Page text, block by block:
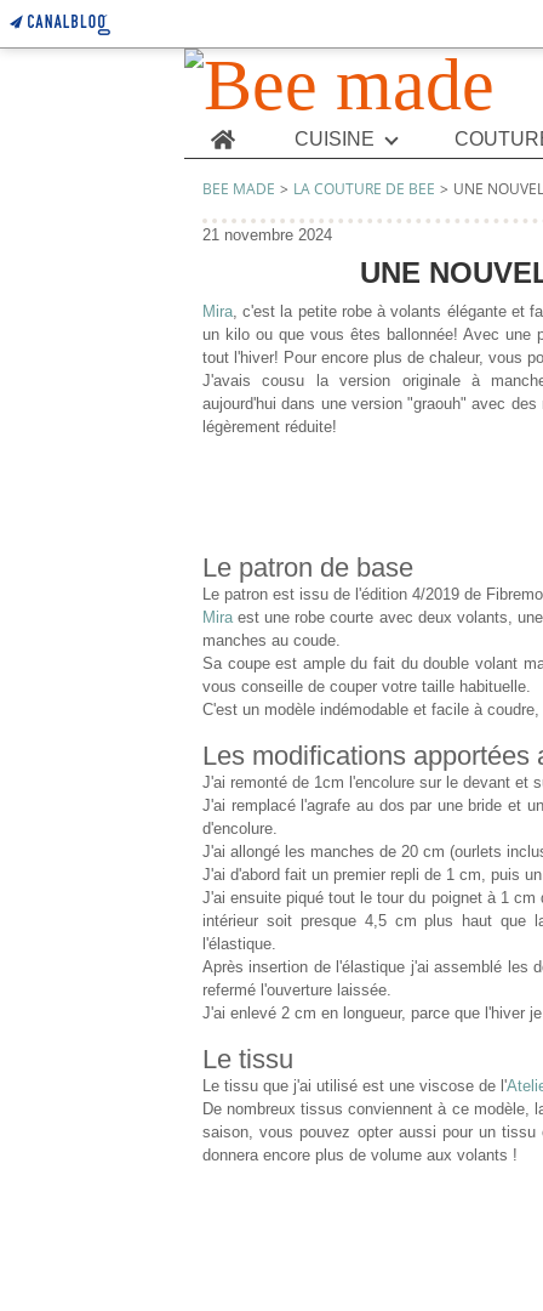
Home CUISINE
BEE MADE > LA COUTURE DE BEE > UNE
21 novembre 2024
UNE
Mira, c'est la petite robe à volants élégante et
un kilo ou que vous êtes ballonnée! Avec une
tout l'hiver! Pour encore plus de chaleur, vous
J'avais cousu la version originale à
aujourd'hui dans une version "graouh" avec
légèrement réduite!
Le patron de base
Le patron est issu de l'édition 4/2019 de
Miraest une robe courte avec deux volants,
manches au coude.
Sa coupe est ample du fait du double volant
vous conseille de couper votre taille habituelle.
C'est un modèle indémodable et facile à
Les modifications apportées
J'ai remonté de 1cm l'encolure sur le devant et
J'ai remplacé l'agrafe au dos par une bride et
d'encolure.
J'ai allongé les manches de 20 cm (ourlets
J'ai d'abord fait un premier repli de 1 cm, puis
J'ai ensuite piqué tout le tour du poignet à 1
intérieur soit presque 4,5 cm plus haut que
l'élastique.
Après insertion de l'élastique j'ai assemblé les
refermé l'ouverture laissée.
J'ai enlevé 2 cm en longueur, parce que l'hiver
Le tissu
Le tissu que j'ai utilisé est une viscose de l'
De nombreux tissus conviennent à ce modèle,
saison, vous pouvez opter aussi pour un
donnera encore plus de volume aux volants !